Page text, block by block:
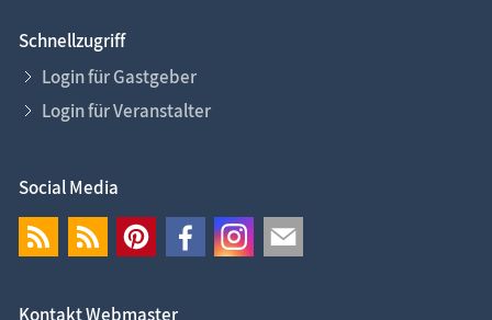
Schnellzugriff
Login für Gastgeber
Login für Veranstalter
Social Media
Kontakt Webmaster